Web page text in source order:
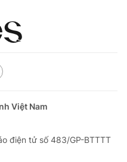
Việt Nam
điện tử số 483/GP-BTTTT